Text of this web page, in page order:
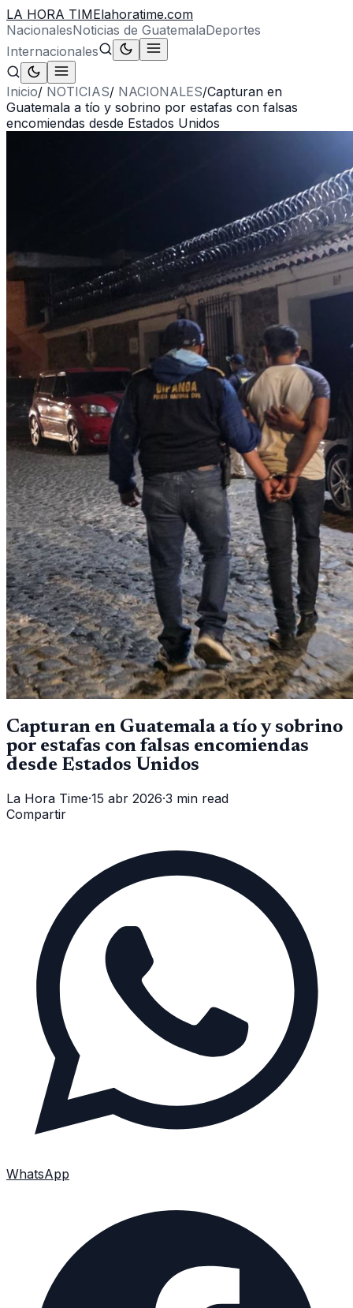
LA HORA TIMElahoratime.com
NacionalesNoticias de GuatemalaDeportes
Internacionales
Inicio/ NOTICIAS/ NACIONALES/Capturan en
Guatemala a tío y sobrino por estafas con falsas
encomiendas desde Estados Unidos
Capturan en Guatemala a tío y sobrino
por estafas con falsas encomiendas
desde Estados Unidos
La Hora Time·15 abr 2026·3 min read
Compartir
WhatsApp